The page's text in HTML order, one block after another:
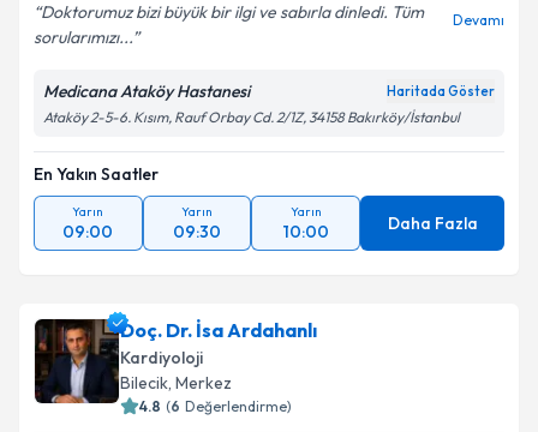
Doktorumuz bizi büyük bir ilgi ve sabırla dinledi. Tüm
sorularımızı...
Devamı
Medicana Ataköy Hastanesi Haritada Göster
Ataköy 2-5-6. Kısım, Rauf Orbay Cd. 2/1Z, 34158 Bakırköy/İstanbul
En Yakın Saatler
Yarın
09:00
Yarın
09:30
Yarın
10:00 Daha Fazla
Doç. Dr. İsa Ardahanlı
Kardiyoloji
Bilecik, Merkez
4.8 (6 Değerlendirme)